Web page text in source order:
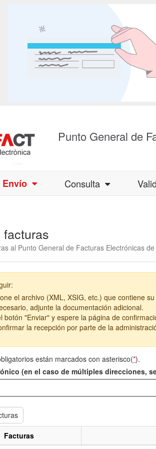
Punto General de
Envío Consulta
al Punto General de Facturas Electrónicas
el archivo (XML, XSIG, etc.) que contiene
adjunte la documentación adicional.
botón "Enviar" y espere la página de
la recepción por parte de la
están marcados con asterisco(*).
(en el caso de múltiples direcciones,
Facturas